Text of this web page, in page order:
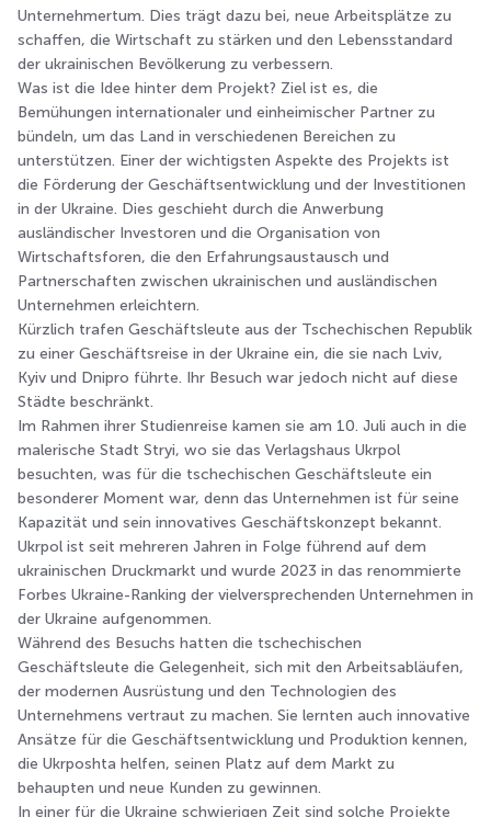
Unternehmertum. Dies trägt dazu bei, neue Arbeitsplätze zu
schaffen, die Wirtschaft zu stärken und den Lebensstandard
der ukrainischen Bevölkerung zu verbessern.
Was ist die Idee hinter dem Projekt? Ziel ist es, die
Bemühungen internationaler und einheimischer Partner zu
bündeln, um das Land in verschiedenen Bereichen zu
unterstützen. Einer der wichtigsten Aspekte des Projekts ist
die Förderung der Geschäftsentwicklung und der Investitionen
in der Ukraine. Dies geschieht durch die Anwerbung
ausländischer Investoren und die Organisation von
Wirtschaftsforen, die den Erfahrungsaustausch und
Partnerschaften zwischen ukrainischen und ausländischen
Unternehmen erleichtern.
Kürzlich trafen Geschäftsleute aus der Tschechischen Republik
zu einer Geschäftsreise in der Ukraine ein, die sie nach Lviv,
Kyiv und Dnipro führte. Ihr Besuch war jedoch nicht auf diese
Städte beschränkt.
Im Rahmen ihrer Studienreise kamen sie am 10. Juli auch in die
malerische Stadt Stryi, wo sie das Verlagshaus Ukrpol
besuchten, was für die tschechischen Geschäftsleute ein
besonderer Moment war, denn das Unternehmen ist für seine
Kapazität und sein innovatives Geschäftskonzept bekannt.
Ukrpol ist seit mehreren Jahren in Folge führend auf dem
ukrainischen Druckmarkt und wurde 2023 in das renommierte
Forbes Ukraine-Ranking der vielversprechenden Unternehmen in
der Ukraine aufgenommen.
Während des Besuchs hatten die tschechischen
Geschäftsleute die Gelegenheit, sich mit den Arbeitsabläufen,
der modernen Ausrüstung und den Technologien des
Unternehmens vertraut zu machen. Sie lernten auch innovative
Ansätze für die Geschäftsentwicklung und Produktion kennen,
die Ukrposhta helfen, seinen Platz auf dem Markt zu
behaupten und neue Kunden zu gewinnen.
In einer für die Ukraine schwierigen Zeit sind solche Projekte